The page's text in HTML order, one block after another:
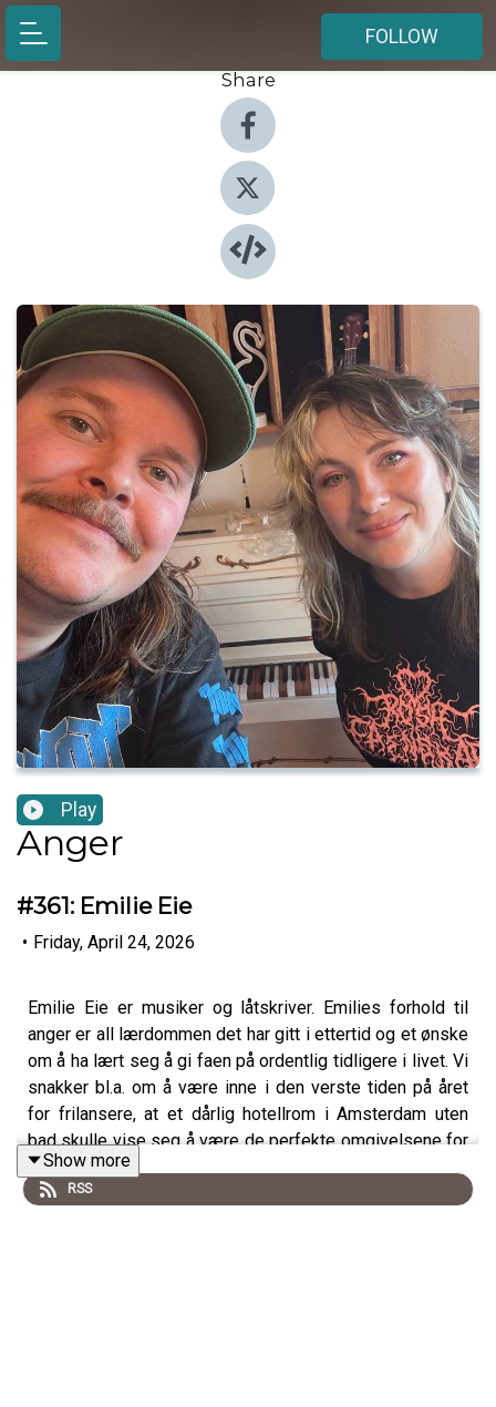
FOLLOW
Share
Play
Anger
#361: Emilie Eie
• Friday, April 24, 2026
Emilie Eie er musiker og låtskriver. Emilies forhold til
anger er all lærdommen det har gitt i ettertid og et ønske
om å ha lært seg å gi faen på ordentlig tidligere i livet. Vi
snakker bl.a. om å være inne i den verste tiden på året
for frilansere, at et dårlig hotellrom i Amsterdam uten
bad skulle vise seg å være de perfekte omgivelsene for
låtskrivingen til det første soloalbumet, å finne sitt eget
musikalske uttrykk og tillate seg selv å eksperimentere
Show more
RSS